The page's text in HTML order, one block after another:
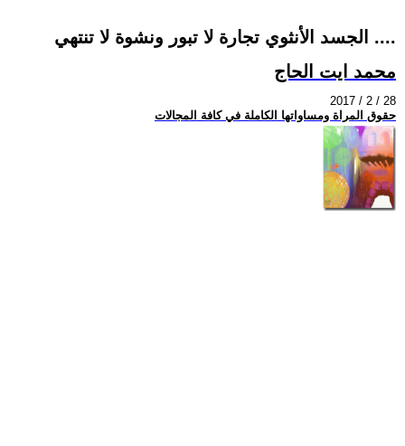
الجسد الأنثوي تجارة لا تبور ونشوة لا تنتهي ....
محمد ايت الحاج
2017 / 2 / 28
حقوق المراة ومساواتها الكاملة في كافة المجالات